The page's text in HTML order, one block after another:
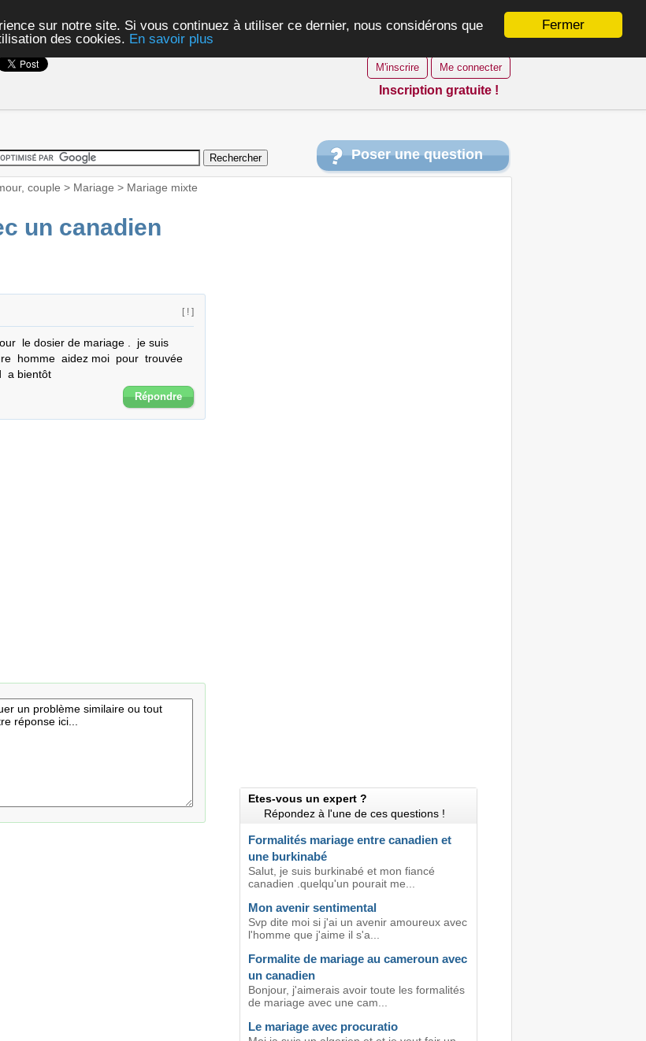
Fermer
sur notre site. Si vous continuez à utiliser ce dernier, nous considérons que
des cookies. En savoir plus
M'inscrire Me connecter
Inscription gratuite !
Poser une question
couple > Mariage > Mariage mixte
un canadien
[ ! ]
le dosier de mariage .  je suis
homme  aidez moi  pour  trouvée
a bientôt
Répondre
Etes-vous un expert ?
Répondez à l'une de ces questions !
Formalités mariage entre canadien et
une burkinabé
Salut, je suis burkinabé et mon fiancé
canadien .quelqu'un pourait me...
Mon avenir sentimental
Svp dite moi si j'ai un avenir amoureux avec
l'homme que j'aime il s'a...
Formalite de mariage au cameroun avec
un canadien
Bonjour, j'aimerais avoir toute les formalités
de mariage avec une cam...
Le mariage avec procuratio